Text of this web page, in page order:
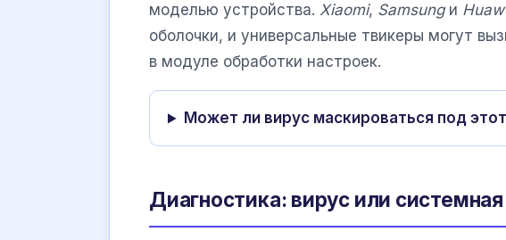
моделью устройства. Xiaomi, Samsungи
оболочки, и универсальные твикеры могут
в модуле обработки настроек.
Может ли вирус маскироваться под
Диагностика: вирус или